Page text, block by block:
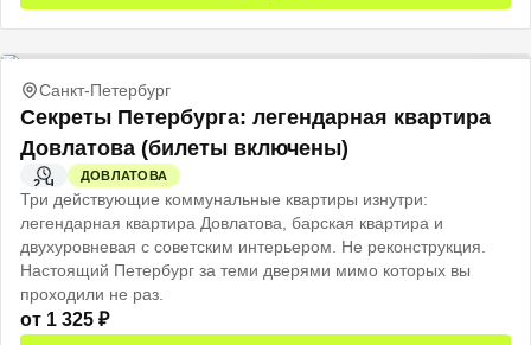
Санкт-Петербург
Секреты Петербурга: легендарная квартира
Довлатова (билеты включены)
2 Ч
ДОВЛАТОВА
Три действующие коммунальные квартиры изнутри:
легендарная квартира Довлатова, барская квартира и
двухуровневая с советским интерьером. Не реконструкция.
Настоящий Петербург за теми дверями мимо которых вы
проходили не раз.
от 1 325 ₽